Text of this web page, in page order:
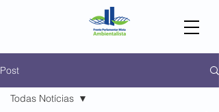
Post
Todas Notícias